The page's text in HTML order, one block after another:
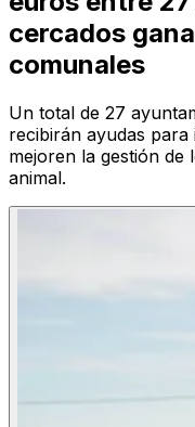
cercados
comunales
Un total de 27
recibirán ayudas
mejoren la gestión de
animal.